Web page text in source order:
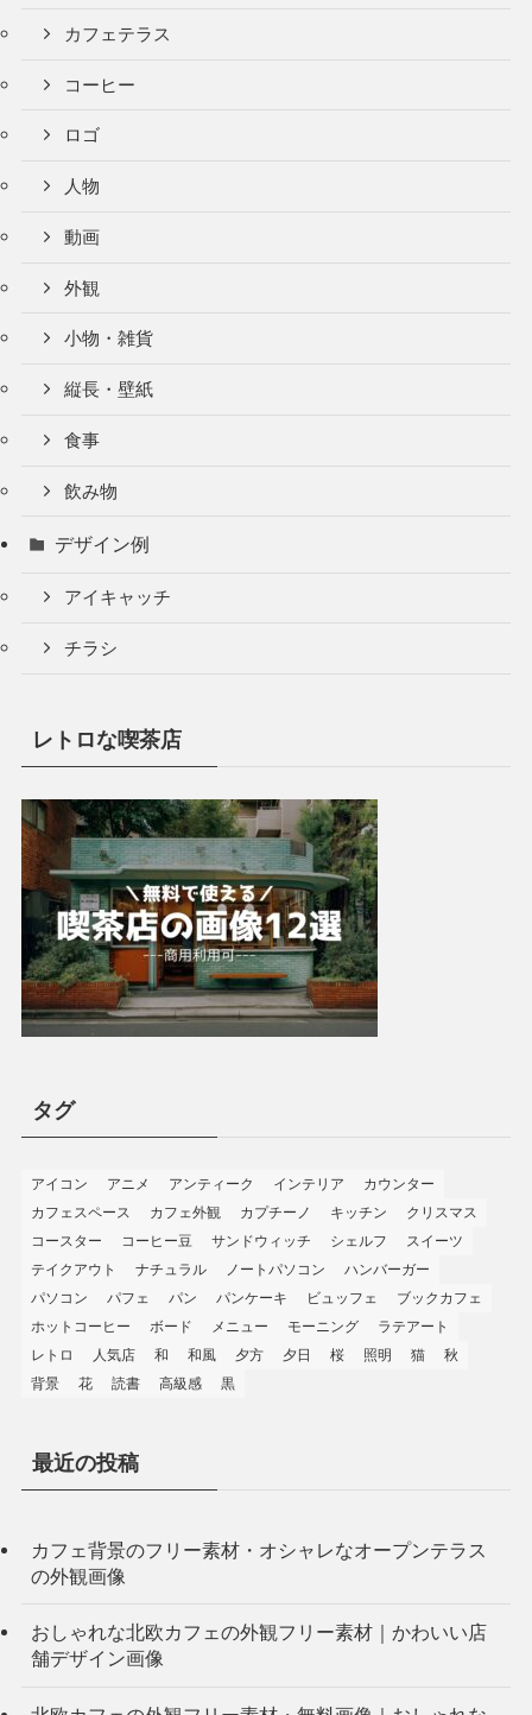
カフェテラス
コーヒー
ロゴ
人物
動画
外観
小物・雑貨
縦長・壁紙
食事
飲み物
デザイン例
アイキャッチ
チラシ
レトロな喫茶店
タグ
アイコン アニメ アンティーク インテリア
カウンター
カフェスペース
カフェ外観 カプチーノ キッチン
クリスマス
コースター
コーヒー豆 サンドウィッチ シェルフ
スイーツ
テイクアウト
ナチュラル ノートパソコン
ハンバーガー
パソコン
パフェ パン パンケーキ ビュッフェ
ブックカフェ
ホットコーヒー
ボード メニュー モーニング
ラテアート
レトロ
人気店 和 和風 夕方 夕日 桜 照明 猫
秋
背景
花 読書 高級感 黒
最近の投稿
カフェ背景のフリー素材・オシャレなオープンテラス
の外観画像
おしゃれな北欧カフェの外観フリー素材｜かわいい店
舗デザイン画像